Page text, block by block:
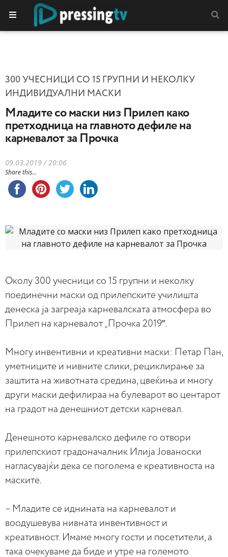
300 УЧЕСНИЦИ СО 15 ГРУПНИ И НЕКОЛКУ
ИНДИВИДУАЛНИ МАСКИ
Младите со маски низ Прилеп како
претходница на главното дефиле на
карневалот за Прочка
09.03.2019 / 20:06
Share this...
Околу 300 учесници со 15 групни и неколку
поединечни маски од прилепските училишта
денеска ја загреаја карневалската атмосфера во
Прилеп на карневалот „Прочка 2019″.
Многу инвентивни и креативни маски: Петар Пан,
уметниците и нивните слики, рециклирање за
заштита на животната средина, цвеќиња и многу
други маски дефилираа на булеварот во центарот
на градот на денешниот детски карневал.
Денешното карневалско дефиле го отвори
прилепскиот градоначалник Илија Јованоски
нагласувајќи дека се поголема е креативноста на
маските.
– Младите се иднината на карневалот и
воодушевува нивната инвентивност и
креативност. Имаме многу гости и посетители, а
така очекуваме да биде и утре на големото